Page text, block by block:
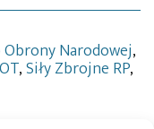
Narodowej,
,Siły Zbrojne RP,